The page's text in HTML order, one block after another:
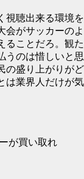
視聴出来る環境を
会がサッカーのよ
ることだろ。観た
うのは惜しいと思
の盛り上がりがど
は業界人だけが気
が買い取れ